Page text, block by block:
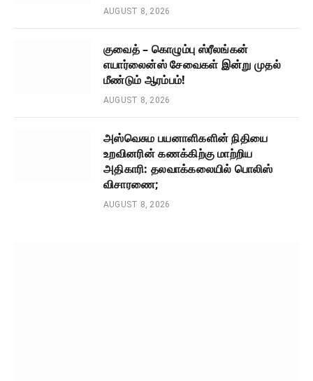
AUGUST 8, 2026
குவைத் – கொழும்பு ஸ்ரீலங்கன்
எயார்லைன்ஸ் சேவைகள் இன்று முதல்
மீண்டும் ஆரம்பம்!
AUGUST 8, 2026
அஸ்வெசும பயனாளிகளின் நிதியை
உறவினரின் கணக்கிற்கு மாற்றிய
அதிகாரி: தலவாக்கலையில் பொலிஸ்
விசாரணை;
AUGUST 8, 2026